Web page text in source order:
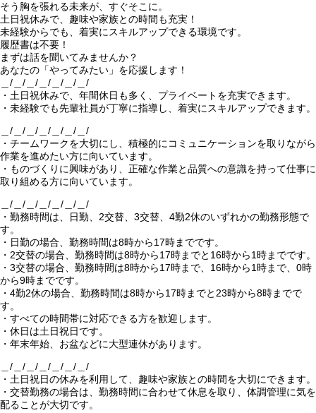
そう胸を張れる未来が、すぐそこに。
土日祝休みで、趣味や家族との時間も充実！
未経験からでも、着実にスキルアップできる環境です。
履歴書は不要！
まずは話を聞いてみませんか？
あなたの「やってみたい」を応援します！
＿/＿/＿/＿/＿/＿/＿/
・土日祝休みで、年間休日も多く、プライベートを充実できます。
・未経験でも先輩社員が丁寧に指導し、着実にスキルアップできます。
＿/＿/＿/＿/＿/＿/＿/
・チームワークを大切にし、積極的にコミュニケーションを取りながら
作業を進めたい方に向いています。
・ものづくりに興味があり、正確な作業と品質への意識を持って仕事に
取り組める方に向いています。
＿/＿/＿/＿/＿/＿/＿/
・勤務時間は、日勤、2交替、3交替、4勤2休のいずれかの勤務形態で
す。
・日勤の場合、勤務時間は8時から17時までです。
・2交替の場合、勤務時間は8時から17時までと16時から1時までです。
・3交替の場合、勤務時間は8時から17時まで、16時から1時まで、0時
から9時までです。
・4勤2休の場合、勤務時間は8時から17時までと23時から8時までで
す。
・すべての時間帯に対応できる方を歓迎します。
・休日は土日祝日です。
・年末年始、お盆などに大型連休があります。
＿/＿/＿/＿/＿/＿/＿/
・土日祝日の休みを利用して、趣味や家族との時間を大切にできます。
・交替勤務の場合は、勤務時間に合わせて休息を取り、体調管理に気を
配ることが大切です。